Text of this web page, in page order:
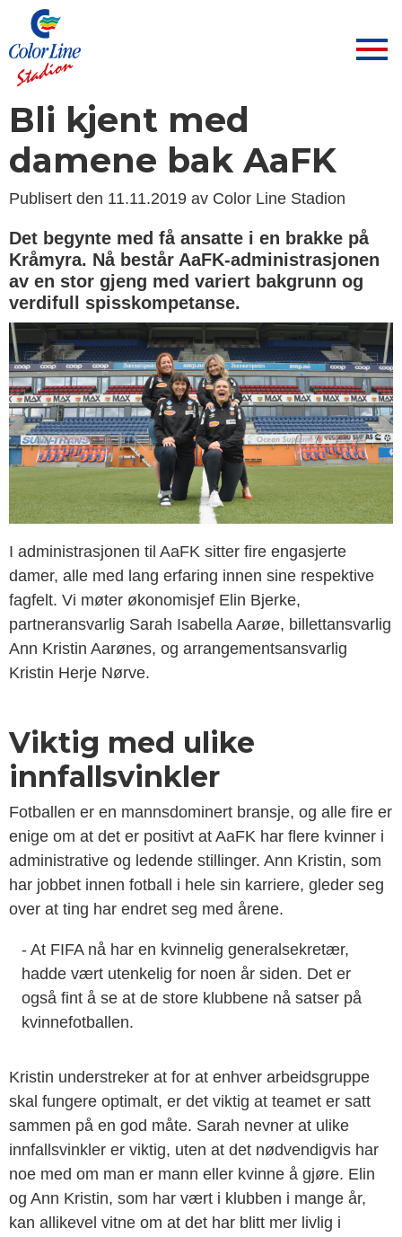
Bli kjent med
damene bak AaFK
Publisert den 11.11.2019 av Color Line Stadion
Det begynte med få ansatte i en brakke på
Kråmyra. Nå består AaFK-administrasjonen
av en stor gjeng med variert bakgrunn og
verdifull spisskompetanse.
I administrasjonen til AaFK sitter fire engasjerte
damer, alle med lang erfaring innen sine respektive
fagfelt. Vi møter økonomisjef Elin Bjerke,
partneransvarlig Sarah Isabella Aarøe, billettansvarlig
Ann Kristin Aarønes, og arrangementsansvarlig
Kristin Herje Nørve.
Viktig med ulike
innfallsvinkler
Fotballen er en mannsdominert bransje, og alle fire er
enige om at det er positivt at AaFK har flere kvinner i
administrative og ledende stillinger. Ann Kristin, som
har jobbet innen fotball i hele sin karriere, gleder seg
over at ting har endret seg med årene.
- At FIFA nå har en kvinnelig generalsekretær,
hadde vært utenkelig for noen år siden. Det er
også fint å se at de store klubbene nå satser på
kvinnefotballen.
Kristin understreker at for at enhver arbeidsgruppe
skal fungere optimalt, er det viktig at teamet er satt
sammen på en god måte. Sarah nevner at ulike
innfallsvinkler er viktig, uten at det nødvendigvis har
noe med om man er mann eller kvinne å gjøre. Elin
og Ann Kristin, som har vært i klubben i mange år,
kan allikevel vitne om at det har blitt mer livlig i